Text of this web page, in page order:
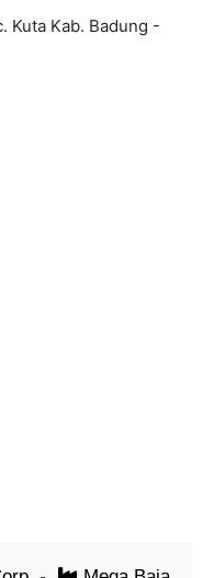
Kuta Kab. Badung -